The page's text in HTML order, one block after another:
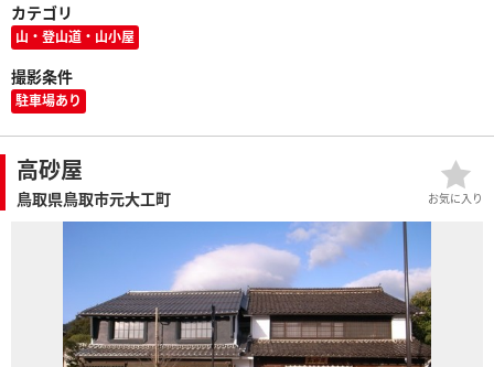
カテゴリ
山・登山道・山小屋
撮影条件
駐車場あり
高砂屋
鳥取県鳥取市元大工町 お気に入り